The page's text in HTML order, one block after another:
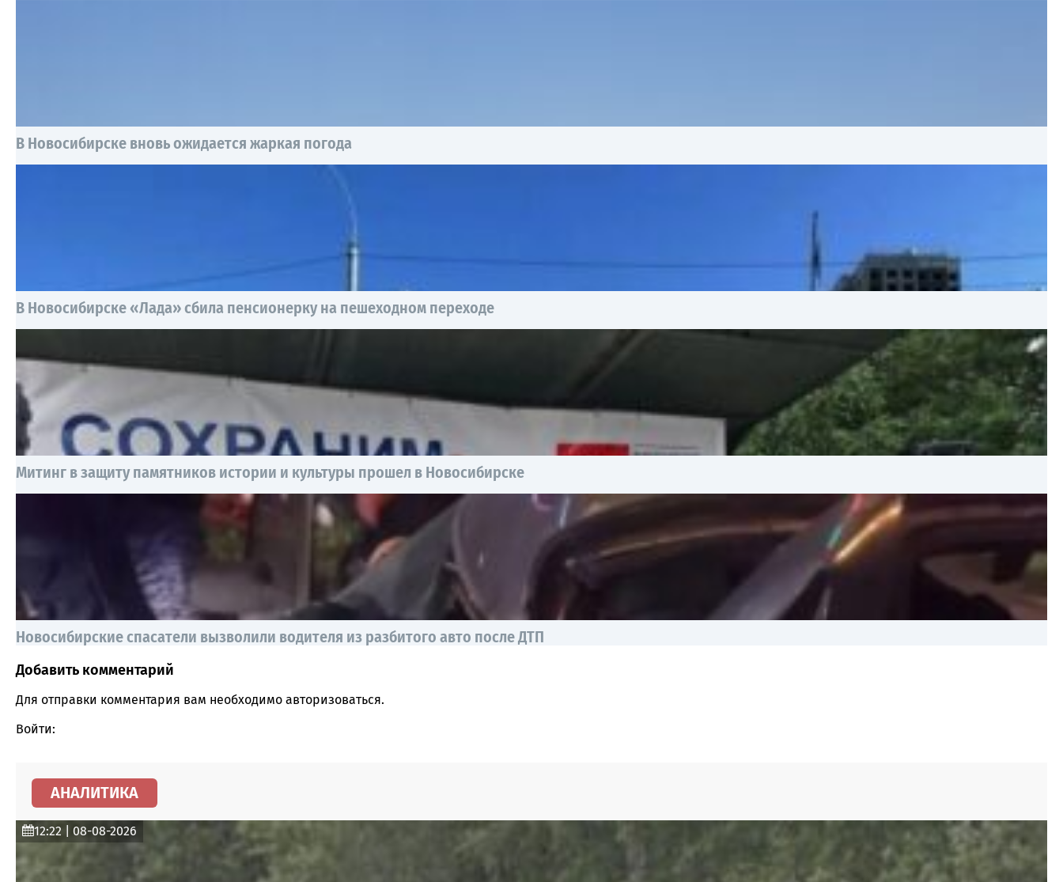
В Новосибирске вновь ожидается жаркая погода
В Новосибирске «Лада» сбила пенсионерку на пешеходном переходе
Митинг в защиту памятников истории и культуры прошел в Новосибирске
Новосибирские спасатели вызволили водителя из разбитого авто после ДТП
Comment section
Добавить комментарий
Для отправки комментария вам необходимо авторизоваться.
Войти:
АНАЛИТИКА
12:22 | 08-08-2026